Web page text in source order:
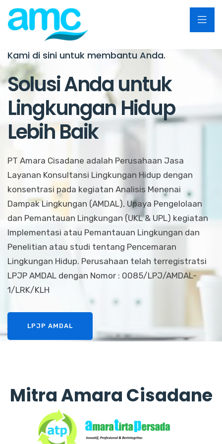
Kami di sini untuk membantu Anda.
Solusi Anda untuk
Lingkungan Hidup
Lebih Baik
PT Amara Cisadane adalah Perusahaan Jasa
Layanan Konsultansi Lingkungan Hidup dengan
konsentrasi pada kegiatan Analisis Menenai
Dampak Lingkungan (AMDAL), Upaya Pengelolaan
dan Pemantauan Lingkungan (UKL & UPL) kegiatan
Implementasi atau Pemantauan Lingkungan dan
Penelitian atau studi tentang Pencemaran
Lingkungan Hidup. Perusahaan telah terregistratsi
LPJP AMDAL dengan Nomor : 0085/LPJ/AMDAL-
1/LRK/KLH
LPJP AMDAL
Mitra Amara Cisadane